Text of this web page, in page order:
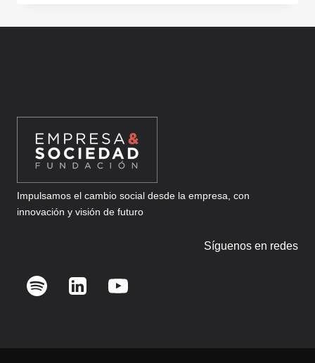
Impulsamos el cambio social desde la empresa, con
innovación y visión de futuro
Síguenos en redes